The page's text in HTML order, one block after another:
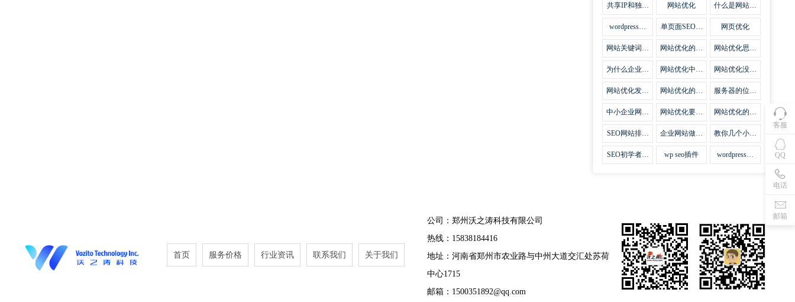
共享IP和独立
网站优化
什么是网站优
wordpress网
集插件
单页面SEO网
网页优化
网站关键词优
么
网站优化的误
网站优化思路
要
为什么企业网
网站SEO优
网站优化中关
干问题
网站优化没有
味道
网站优化发挥
网站优化的费
服务器的位置
影响
中小企业网站
法
网站优化要不
网站优化的逆
SEO网站排名
法宝
企业网站做好
势
教你几个小技
页优化
SEO初学者，
wp seo插件
wordpress插
客服
QQ
电话
邮箱
首页 服务价格 行业资讯 联系我们 关于我们
公司：郑州沃之涛科技有限公司
热线：15838184416
地址：河南省郑州市农业路与中州大道交汇处苏荷
中心1715
邮箱：1500351892@qq.com